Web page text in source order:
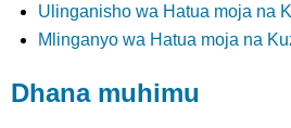
Ulinganisho wa Hatua moja na
Mlinganyo wa Hatua moja na
Dhana muhimu